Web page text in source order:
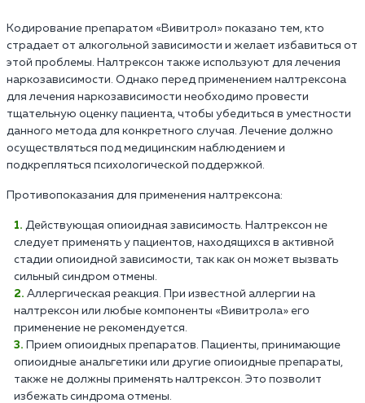
Кодирование препаратом «Вивитрол» показано тем, кто
страдает от алкогольной зависимости и желает избавиться от
этой проблемы. Налтрексон также используют для лечения
наркозависимости. Однако перед применением налтрексона
для лечения наркозависимости необходимо провести
тщательную оценку пациента, чтобы убедиться в уместности
данного метода для конкретного случая. Лечение должно
осуществляться под медицинским наблюдением и
подкрепляться психологической поддержкой.
Противопоказания для применения налтрексона:
Действующая опиоидная зависимость. Налтрексон не
следует применять у пациентов, находящихся в активной
стадии опиоидной зависимости, так как он может вызвать
сильный синдром отмены.
Аллергическая реакция. При известной аллергии на
налтрексон или любые компоненты «Вивитрола» его
применение не рекомендуется.
Прием опиоидных препаратов. Пациенты, принимающие
опиоидные анальгетики или другие опиоидные препараты,
также не должны применять налтрексон. Это позволит
избежать синдрома отмены.